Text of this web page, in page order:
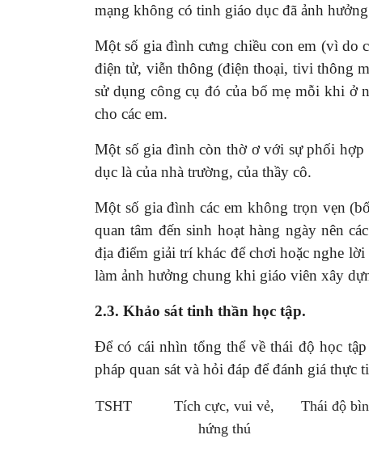
mạng không có tinh giáo dục đã ảnh
Một số gia đình cưng chiều con em (vì do
điện tử, viễn thông (điện thoại, tivi thông
sử dụng công cụ đó của bố mẹ mỗi khi ở
cho các em.
Một số gia đình còn thờ ơ với sự phối
dục là của nhà trường, của thầy cô.
Một số gia đình các em không trọn vẹn
quan tâm đến sinh hoạt hàng ngày nên
địa điểm giải trí khác để chơi hoặc nghe
làm ảnh hưởng chung khi giáo viên xây
2.3. Khảo sát tinh thần học tập.
Để có cái nhìn tổng thể về thái độ học
pháp quan sát và hỏi đáp để đánh giá thực
TSHT
Tích cực, vui vẻ,
hứng thú
Thái độ